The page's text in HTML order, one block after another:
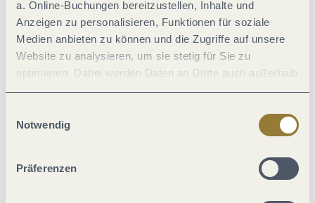
a. Online-Buchungen bereitzustellen, Inhalte und
Anzeigen zu personalisieren, Funktionen für soziale
Medien anbieten zu können und die Zugriffe auf unsere
Website zu analysieren, um sie stetig für Sie zu
optimieren. Dabei werden Daten an Dritte auch außerhalb
der Europäischen Union weitergegeben und dort
jederzeit widerrufen werden. Mit der Auswahl "Alle
ablehnen" kann es zu Beeinträchtigungen in der Nutzung
Notwendig
Präferenzen
Einrichtungen Betrieb
Fremdsprachen